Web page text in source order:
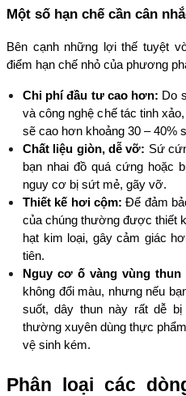
Một số hạn chế cần cân
Bên cạnh những lợi thế tuyệt
điểm hạn chế nhỏ của phương
Chi phí đầu tư cao hơn: Do
và công nghệ chế tác tinh
sẽ cao hơn khoảng 30 – 40%
Chất liệu giòn, dễ vỡ: Sứ
bạn nhai đồ quá cứng hoặc
nguy cơ bị sứt mẻ, gãy vỡ.
Thiết kế hơi cộm: Để đảm
của chúng thường được thiết
hạt kim loại, gây cảm giác
tiên.
Nguy cơ ố vàng vùng thun
không đổi màu, nhưng nếu
suốt, dây thun này rất dễ
thường xuyên dùng thực
vệ sinh kém.
Phân loại các